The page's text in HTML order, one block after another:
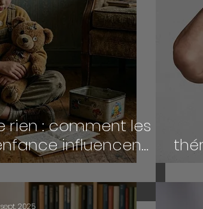
rien : comment les
influencent
et la sécurité
2025